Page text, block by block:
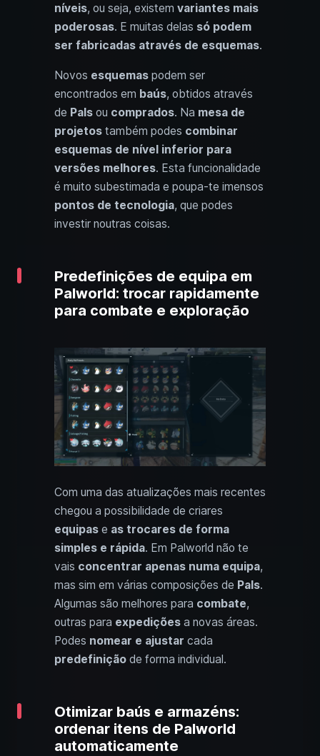
níveis, ou seja, existem variantes mais
poderosas. E muitas delas só podem
ser fabricadas através de esquemas.
Novos esquemas podem ser
encontrados em baús, obtidos através
de Pals ou comprados. Na mesa de
projetos também podes combinar
esquemas de nível inferior para
versões melhores. Esta funcionalidade
é muito subestimada e poupa-te imensos
pontos de tecnologia, que podes
investir noutras coisas.
Predefinições de equipa em
Palworld: trocar rapidamente
para combate e exploração
Com uma das atualizações mais recentes
chegou a possibilidade de criares
equipas e as trocares de forma
simples e rápida. Em Palworld não te
vais concentrar apenas numa equipa,
mas sim em várias composições de Pals.
Algumas são melhores para combate,
outras para expedições a novas áreas.
Podes nomear e ajustar cada
predefinição de forma individual.
Otimizar baús e armazéns:
ordenar itens de Palworld
automaticamente